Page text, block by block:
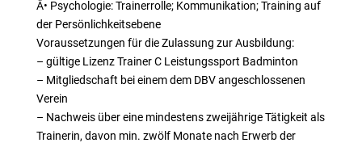
Â• Psychologie: Trainerrolle; Kommunikation; Training auf
der Persönlichkeitsebene
Voraussetzungen für die Zulassung zur Ausbildung:
– gültige Lizenz Trainer C Leistungssport Badminton
– Mitgliedschaft bei einem dem DBV angeschlossenen
Verein
– Nachweis über eine mindestens zweijährige Tätigkeit als
Trainerin, davon min. zwölf Monate nach Erwerb der